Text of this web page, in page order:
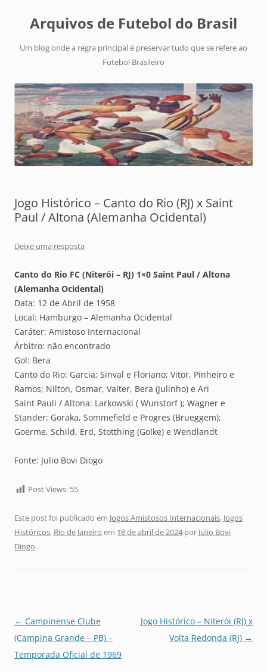
Arquivos de Futebol do Brasil
Um blog onde a regra principal é preservar tudo que se refere ao
Futebol Brasileiro
Jogo Histórico – Canto do Rio (RJ) x Saint
Paul / Altona (Alemanha Ocidental)
Deixe uma resposta
Canto do Rio FC (Niterói – RJ) 1×0 Saint Paul / Altona
(Alemanha Ocidental)
Data: 12 de Abril de 1958
Local: Hamburgo – Alemanha Ocidental
Caráter: Amistoso Internacional
Árbitro: não encontrado
Gol: Bera
Canto do Rio: Garcia; Sinval e Floriano; Vitor, Pinheiro e
Ramos; Nilton, Osmar, Valter, Bera (Julinho) e Ari
Saint Pauli / Altona: Larkowski ( Wunstorf ); Wagner e
Stander; Goraka, Sommefield e Progres (Brueggem);
Goerme, Schild, Erd, Stotthing (Golke) e Wendlandt
Fonte: Julio Bovi Diogo
Post Views: 55
Este post foi publicado em Jogos Amistosos Internacionais, Jogos
Históricos, Rio de Janeiro em 18 de abril de 2024por Julio Bovi
Diogo.
Navegação
de
posts
← Campinense Clube
(Campina Grande – PB) –
Temporada Oficial de 1969
Jogo Histórico – Niterói (RJ) x
Volta Redonda (RJ) →